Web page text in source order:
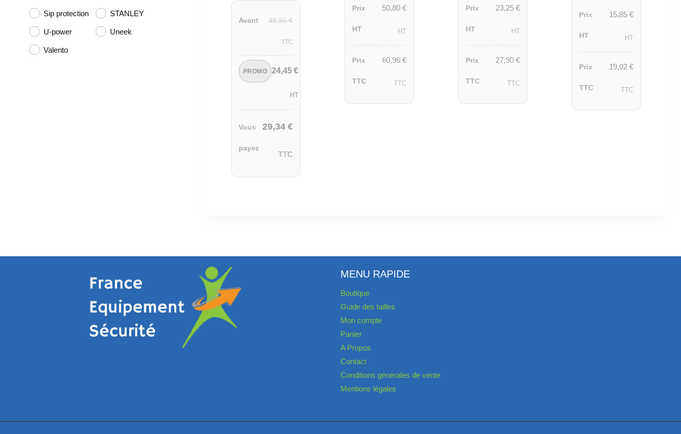
Avant 48,90€
TTC
PROMO 24,45€
HT
Vous
payez
29,34 €
TTC
Prix
HT
50,80 €
HT
Prix
TTC
60,96 €
TTC
Prix
HT
23,25 €
HT
Prix
TTC
27,90 €
TTC
Prix
HT
15,85 €
HT
Prix
TTC
19,02 €
TTC
Sip protection STANLEY
U-power Uneek
Valento
MENU RAPIDE
Boutique
Guide des tailles
Mon compte
Panier
A Propos
Contact
Conditions générales de vente
Mentions légales